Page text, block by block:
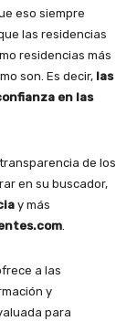
eso siempre
las residencias
residencias más
son. Es decir, las
en las
de los
en su buscador,
y más
a las
y
para